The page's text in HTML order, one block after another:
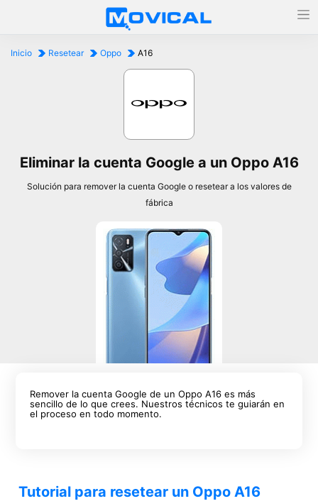
Inicio Resetear Oppo A16
Eliminar la cuenta Google a un Oppo A16
Solución para remover la cuenta Google o resetear a los valores de
fábrica
Remover la cuenta Google de un Oppo A16 es más
sencillo de lo que crees. Nuestros técnicos te guiarán en
el proceso en todo momento.
Tutorial para resetear un Oppo A16